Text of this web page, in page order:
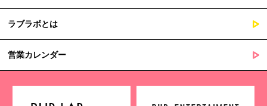
ラブラボとは
営業カレンダー